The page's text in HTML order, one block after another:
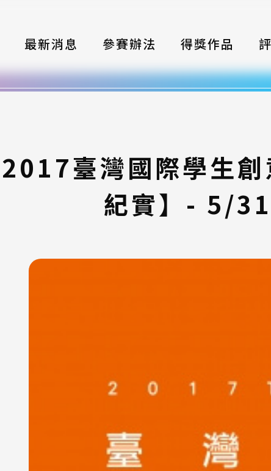
最新消息 參賽辦法
大賽組織
報名格式
評選與獎項
常見問題
得獎作品
2017臺灣國際學生
紀實】- 5/